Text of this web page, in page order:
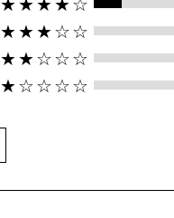
★★★★☆
★★★☆☆
★★☆☆☆
★☆☆☆☆